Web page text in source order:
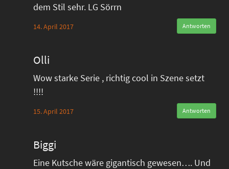
dem Stil sehr. LG Sörrn
14. April 2017 Antworten
Olli
Wow starke Serie , richtig cool in Szene setzt
!!!!
15. April 2017 Antworten
Biggi
Eine Kutsche wäre gigantisch gewesen…. Und